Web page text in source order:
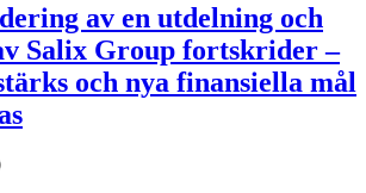
av en utdelning och
Salix Group fortskrider –
och nya finansiella mål